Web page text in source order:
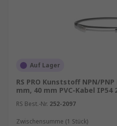
Auf Lager
RS PRO Kunststoff NPN/
mm, 40 mm PVC-Kabel IP54
RS Best.-Nr. 252-2097
Zwischensumme (1 Stück)